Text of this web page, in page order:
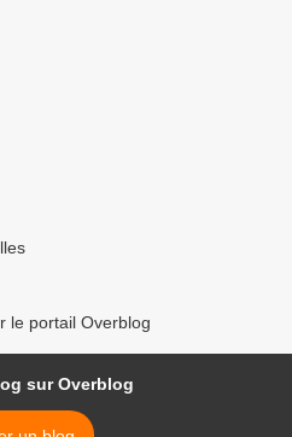
le portail Overblog
sur Overblog